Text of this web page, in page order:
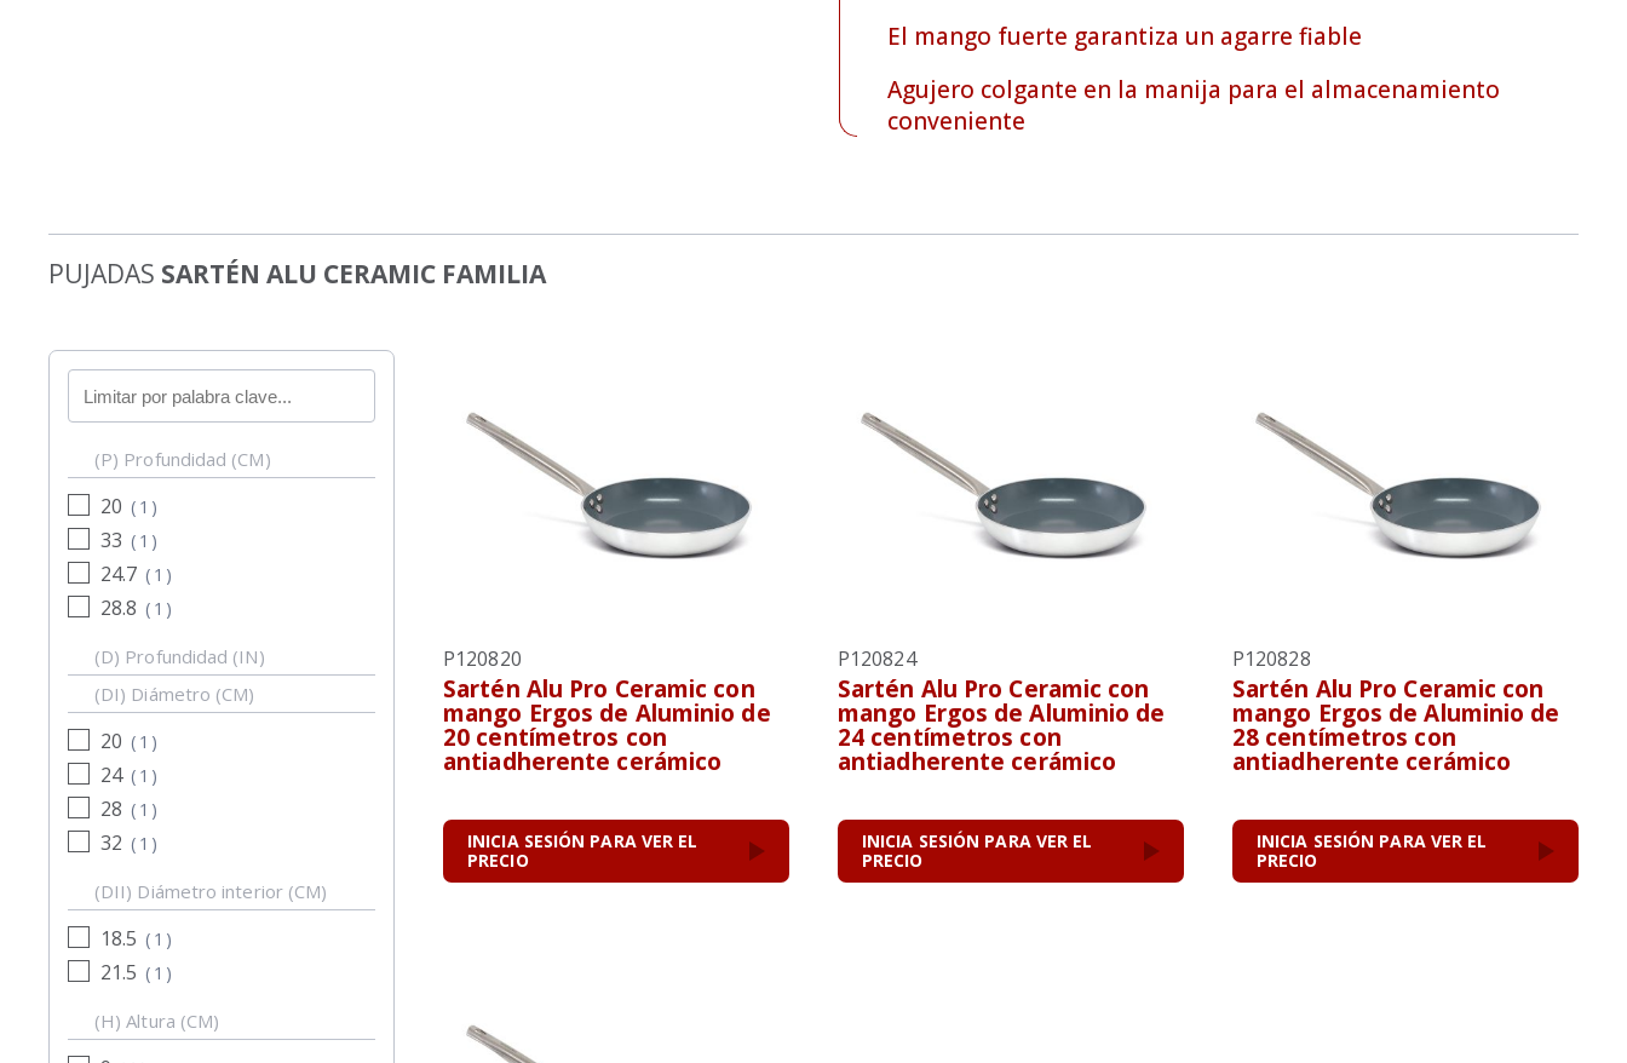
El mango fuerte garantiza un agarre fiable
Agujero colgante en la manija para el almacenamiento
conveniente
PUJADAS SARTÉN ALU CERAMIC FAMILIA
Buscar
por
clave(P) Profundidad (CM)
20 ( 1 )
33 ( 1 )
24.7 ( 1 )
28.8 ( 1 )
(D) Profundidad (IN)
(DI) Diámetro (CM)
20 ( 1 )
24 ( 1 )
28 ( 1 )
32 ( 1 )
(DII) Diámetro interior (CM)
18.5 ( 1 )
21.5 ( 1 )
(H) Altura (CM)
P120820
Sartén Alu Pro Ceramic con
mango Ergos de Aluminio de
20 centímetros con
antiadherente cerámico
INICIA SESIÓN PARA VER EL
PRECIO
P120824
Sartén Alu Pro Ceramic con
mango Ergos de Aluminio de
24 centímetros con
antiadherente cerámico
INICIA SESIÓN PARA VER EL
PRECIO
P120828
Sartén Alu Pro Ceramic con
mango Ergos de Aluminio de
28 centímetros con
antiadherente cerámico
INICIA SESIÓN PARA VER EL
PRECIO